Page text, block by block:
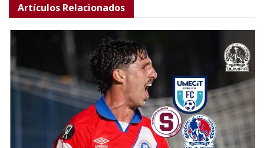
Artículos Relacionados